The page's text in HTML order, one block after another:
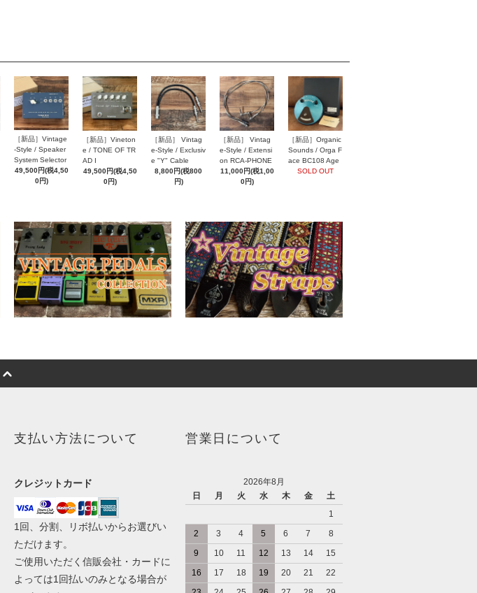
［新品］Vintage
-Style / Speaker
System Selector
SEL414
49,500円(税4,50
0円)
［新品］Vineton
e / TONE OF TR
AD I
49,500円(税4,50
0円)
［新品］ Vintag
e-Style / Exclusiv
e "Y" Cable
8,800円(税800
円)
［新品］ Vintag
e-Style / Extensi
on RCA-PHONE
Speaker Cables
11,000円(税1,00
0円)
［新品］Organic
Sounds / Orga F
ace BC108 Age
d Blue
SOLD OUT
支払い方法について
クレジットカード
1回、分割、リボ払いからお選びい
ただけます。
ご使用いただく信販会社・カードに
よっては1回払いのみとなる場合が
営業日について
2026年8月
日
月 火 水 木 金
土
1
2
3 4 5 6 7
8
9
10 11 12 13 14
15
16
17 18 19 20 21
22